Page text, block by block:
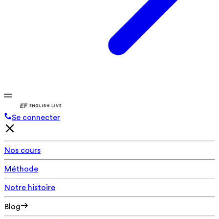
Se connecter
Nos cours
Méthode
Notre histoire
Blog